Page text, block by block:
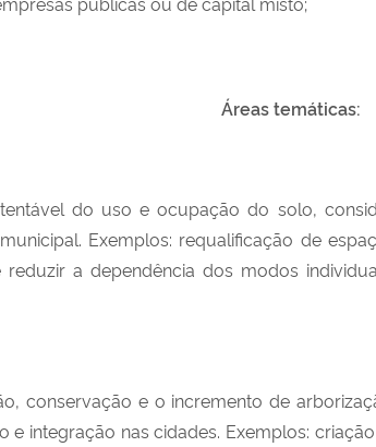
Áreas temáticas:
do uso e ocupação do solo,
Exemplos: requalificação de
a dependência dos modos
conservação e o incremento de
integração nas cidades. Exemplos: